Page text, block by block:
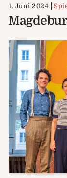
1. Juni 2024